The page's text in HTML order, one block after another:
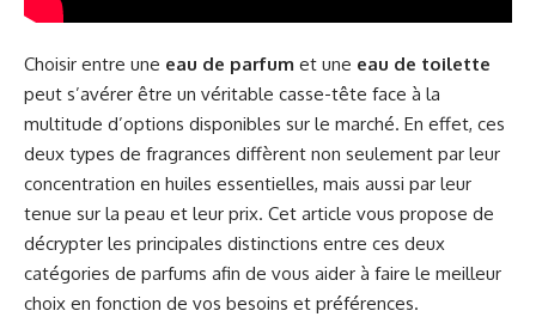
Choisir entre une eau de parfum et une eau de toilette
peut s’avérer être un véritable casse-tête face à la
multitude d’options disponibles sur le marché. En effet, ces
deux types de fragrances diffèrent non seulement par leur
concentration en huiles essentielles, mais aussi par leur
tenue sur la peau et leur prix. Cet article vous propose de
décrypter les principales distinctions entre ces deux
catégories de parfums afin de vous aider à faire le meilleur
choix en fonction de vos besoins et préférences.